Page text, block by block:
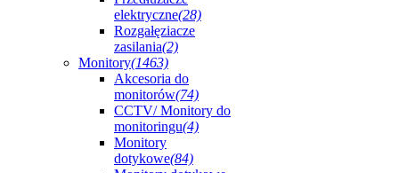
elektryczne(28)
Rozgałęziacze
zasilania(2)
Monitory(1463)
Akcesoria do
monitorów(74)
CCTV/ Monitory do
monitoringu(4)
Monitory
dotykowe(84)